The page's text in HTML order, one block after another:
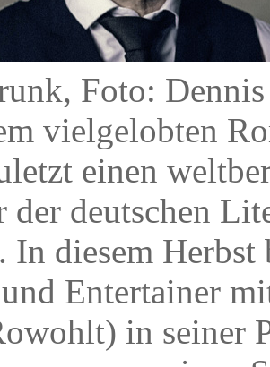
Foto:
vielgelobten
einen
der deutschen
In diesem
Entertainer
in seiner